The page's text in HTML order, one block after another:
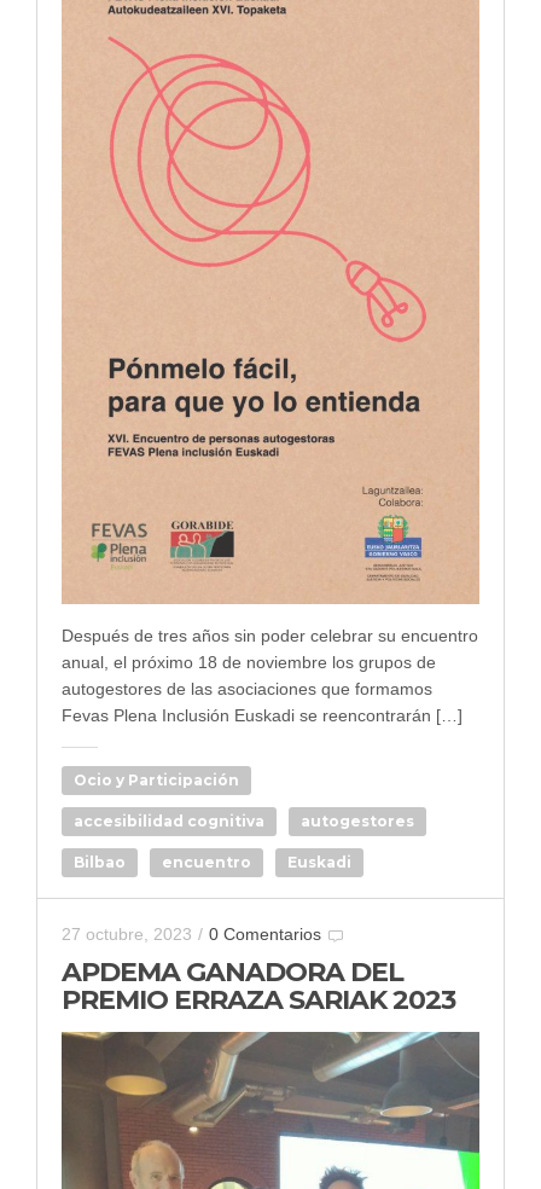
Después de tres años sin poder celebrar su encuentro
anual, el próximo 18 de noviembre los grupos de
autogestores de las asociaciones que formamos
Fevas Plena Inclusión Euskadi se reencontrarán […]
Ocio y Participación
accesibilidad cognitiva autogestores
Bilbao encuentro Euskadi
27 octubre, 2023 / 0 Comentarios
APDEMA GANADORA DEL
PREMIO ERRAZA SARIAK 2023